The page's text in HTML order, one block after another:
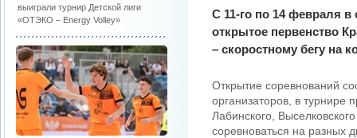
выиграли турнир Детской лиги
«ОТЭКО – Energy Volley»
С 11-го по 14 февраля
открытое первенство
– скоростному бегу на
Открытие соревнований
организаторов, в турнире
Лабинского,
соревноваться на разных